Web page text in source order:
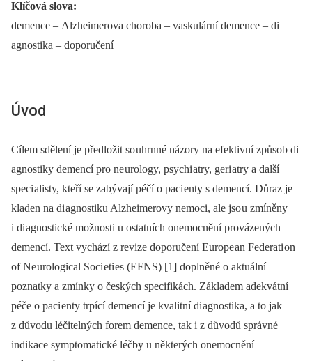
Klíčová slova:
demence –⁠ Alzheimerova choroba –⁠ vaskulární demence –⁠ di
agnostika –⁠ doporučení
Úvod
Cílem sdělení je předložit so uhrnné názory na efektivní způsob di
agnostiky demencí pro ne urology, psychi atry, geri atry a další
speci alisty, kteří se zabývají péčí o paci enty s demencí. Důraz je
kladen na di agnostiku Alzheimerovy nemoci, ale jso u zmíněny
i di agnostické možnosti u ostatních onemocnění provázených
demencí. Text vychází z revize doporučení Europe an Federati on
of Ne urological Soci eti es (EFNS) [1] doplněné o aktuální
poznatky a zmínky o českých specifikách. Základem adekvátní
péče o paci enty trpící demencí je kvalitní di agnostika, a to jak
z důvodu léčitelných forem demence, tak i z důvodů správné
indikace symptomatické léčby u některých onemocnění